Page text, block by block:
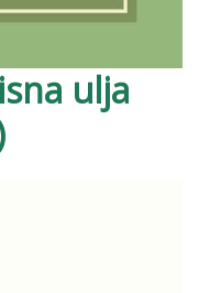
ulja